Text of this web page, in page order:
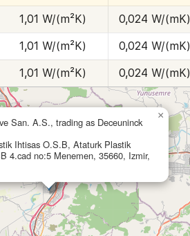
1,01 W/(m²K) 0,024 W/(mK)
1,01 W/(m²K) 0,024 W/(mK)
1,01 W/(m²K) 0,024 W/(mK)
San. A.S., trading as Deceuninck
Ihtisas O.S.B, Ataturk Plastik
4.cad no:5 Menemen, 35660, Izmir,
×